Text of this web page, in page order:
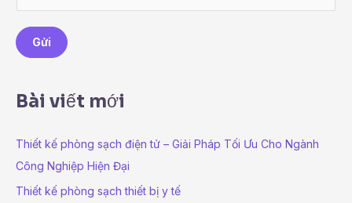
m
a
i
*
Gửi
Bài viết mới
Thiết kế phòng sạch điện tử – Giải Pháp Tối Ưu Cho Ngành
Công Nghiệp Hiện Đại
Thiết kế phòng sạch thiết bị y tế